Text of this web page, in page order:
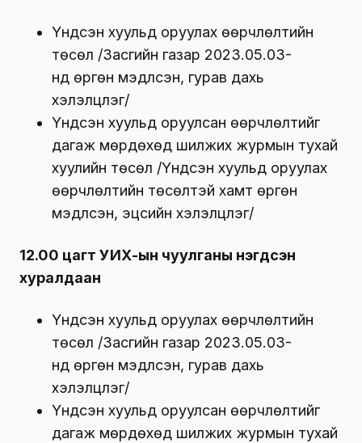
Үндсэн хуульд оруулах өөрчлөлтийн
төсөл /Засгийн газар 2023.05.03-
нд өргөн мэдүүлсэн, гурав дахь
хэлэлцүүлэг/
Үндсэн хуульд оруулсан өөрчлөлтийг
дагаж мөрдөхөд шилжих журмын тухай
хуулийн төсөл /Үндсэн хуульд оруулах
өөрчлөлтийн төсөлтэй хамт өргөн
мэдүүлсэн, эцсийн хэлэлцүүлэг/
12.00 цагт УИХ-ын чуулганы нэгдсэн
хуралдаан
Үндсэн хуульд оруулах өөрчлөлтийн
төсөл /Засгийн газар 2023.05.03-
нд өргөн мэдүүлсэн, гурав дахь
хэлэлцүүлэг/
Үндсэн хуульд оруулсан өөрчлөлтийг
дагаж мөрдөхөд шилжих журмын тухай